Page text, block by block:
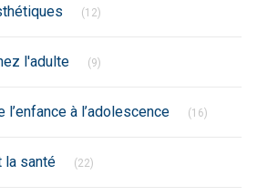
(12)
l'adulte (9)
l’enfance à l’adolescence (16)
la santé (22)